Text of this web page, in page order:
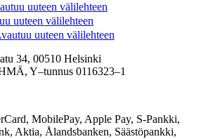
uuteen välilehteen
uuteen välilehteen
uuteen välilehteen
34, 00510 Helsinki
Y–tunnus 0116323–1
MobilePay, Apple Pay, S-Pankki,
Aktia, Ålandsbanken, Säästöpankki,